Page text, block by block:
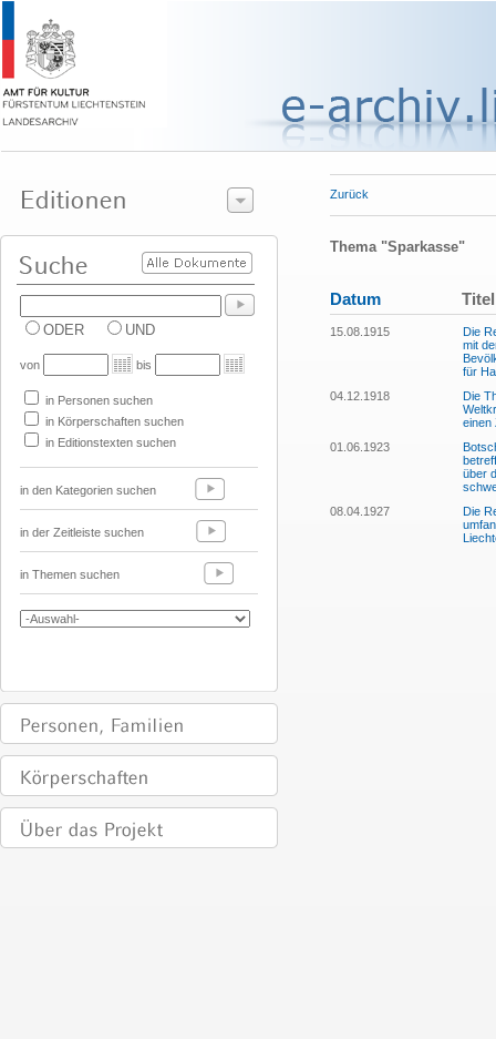
ODER UND
von bis
in Personen suchen
in Körperschaften suchen
in Editionstexten suchen
in den Kategorien suchen
in der Zeitleiste suchen
in Themen suchen
Zurück
Thema "Sparkasse"
Datum Titel
15.08.1915
Die
mit
für
04.12.1918
Die
einen
01.06.1923
über
08.04.1927
Die